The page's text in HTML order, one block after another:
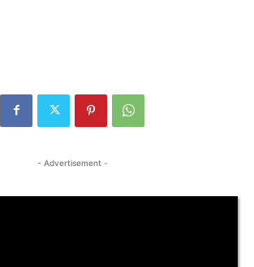
- Advertisement -